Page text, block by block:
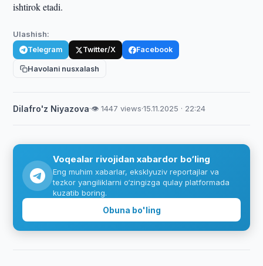
ishtirok etadi.
Ulashish:
Telegram Twitter/X Facebook
Havolani nusxalash
Dilafro'z Niyazova·👁 1447 views·15.11.2025 · 22:24
Voqealar rivojidan xabardor bo‘ling
Eng muhim xabarlar, eksklyuziv reportajlar va
tezkor yangiliklarni o‘zingizga qulay platformada
kuzatib boring.
Obuna bo'ling